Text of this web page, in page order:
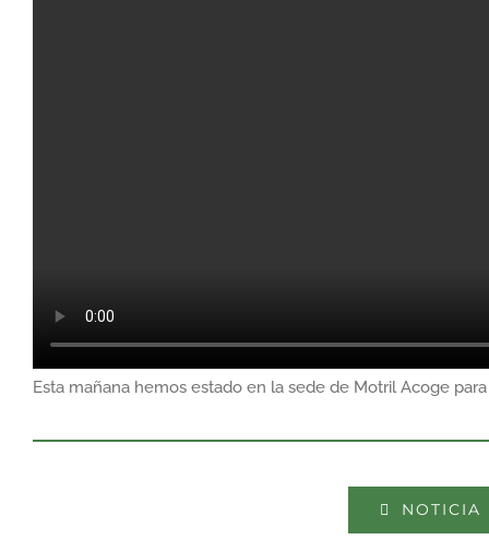
Esta mañana hemos estado en la sede de Motril Acoge
NOTICIA